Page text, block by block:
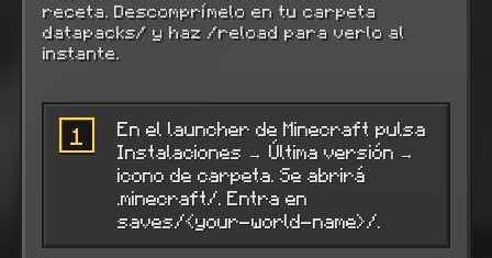
receta. Descomprímelo en tu carpeta
datapacks/ y haz /reload para verlo al
instante.
1
En el launcher de Minecraft pulsa
Instalaciones → Última versión →
icono de carpeta. Se abrirá
.minecraft/. Entra en
saves/<your-world-name>/.